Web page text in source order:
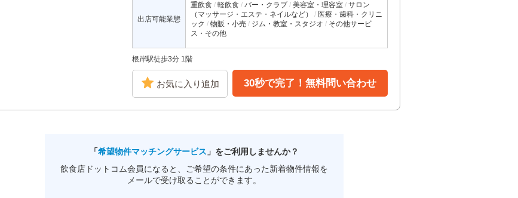
出店可能業態
重飲食 軽飲食 バー・クラブ 美容室・理容室
サロン
（マッサージ・エステ・ネイルなど）
医療・歯科・クリニ
ック
物販・小売 ジム・教室・スタジオ
その他サービ
ス・その他
根岸駅徒歩3分 1階
お気に入り追加 30秒で完了！無料問い合わせ
「希望物件マッチングサービス 」をご利用しませんか？
飲食店ドットコム会員になると、ご希望の条件にあった新着物件情報を
メールで受け取ることができます。